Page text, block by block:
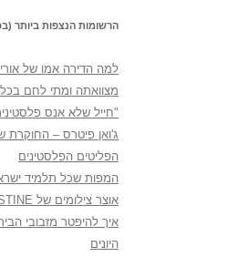
הרשומות הנצפות ביותר
למה הדירה אמו של
מצוואתה ומתי לחם
"חייל שלא אנס
ג'ואן פיטרס –
הפליטים הפלסטינים
המפות שכל תלמיד
אוצר צילומים של PALESTINE הריקה
איך להיפטר מזבובי
היונים